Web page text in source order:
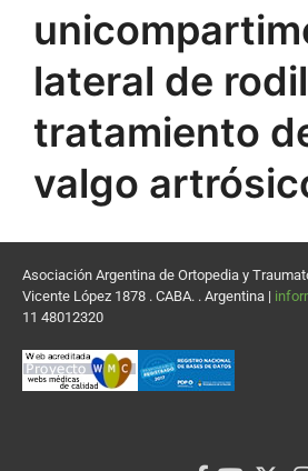
lateral de
tratamiento
valgo
Asociación Argentina de Ortopedia y
Vicente López 1878 . CABA. . Argentina |
11 48012320